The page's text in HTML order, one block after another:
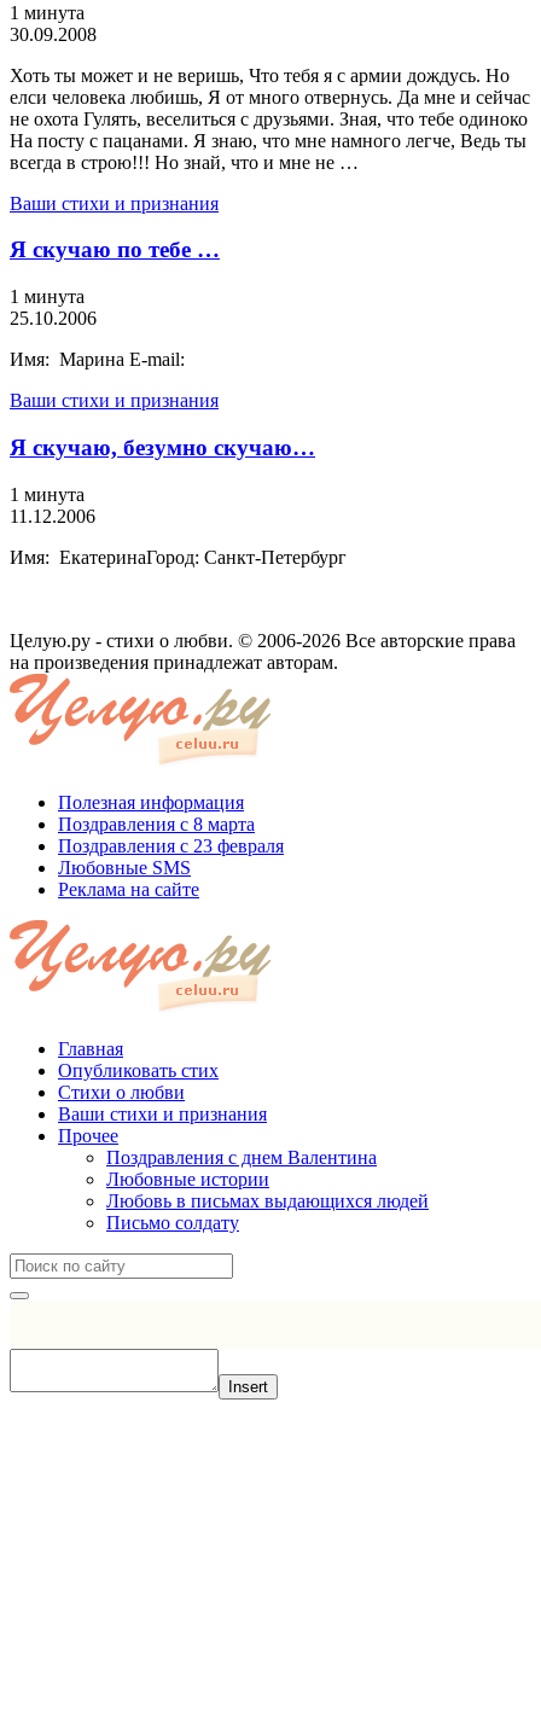
1 минута
30.09.2008
Хоть ты может и не веришь, Что тебя я с армии дождусь. Но
елси человека любишь, Я от много отвернусь. Да мне и сейчас
не охота Гулять, веселиться с друзьями. Зная, что тебе одиноко
На посту с пацанами. Я знаю, что мне намного легче, Ведь ты
всегда в строю!!! Но знай, что и мне не …
Ваши стихи и признания
Я скучаю по тебе …
1 минута
25.10.2006
Имя: Марина E-mail:
Ваши стихи и признания
Я скучаю, безумно скучаю…
1 минута
11.12.2006
Имя: ЕкатеринаГород: Санкт-Петербург
Целую.ру - стихи о любви. © 2006-2026 Все авторские права
на произведения принадлежат авторам.
Полезная информация
Поздравления с 8 марта
Поздравления с 23 февраля
Любовные SMS
Реклама на сайте
Главная
Опубликовать стих
Стихи о любви
Ваши стихи и признания
Прочее
Поздравления с днем Валентина
Любовные истории
Любовь в письмах выдающихся людей
Письмо солдату
Insert